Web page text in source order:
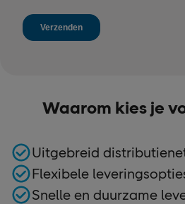
Waarom kies je
Uitgebreid
Flexibele
Snelle en duurzame